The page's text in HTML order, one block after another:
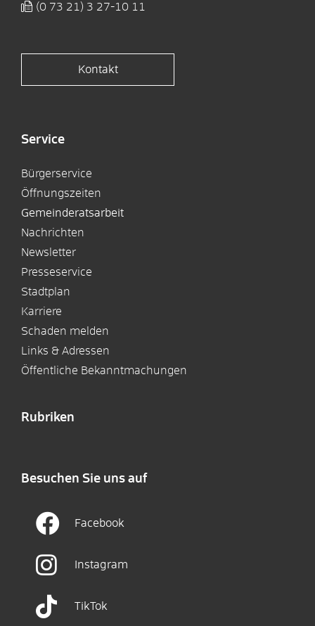
(0 73 21) 3 27-10 11
Kontakt
Service
Bürgerservice
Öffnungszeiten
Gemeinderatsarbeit
Nachrichten
Newsletter
Presseservice
Stadtplan
Karriere
Schaden melden
Links & Adressen
Öffentliche Bekanntmachungen
Rubriken
Besuchen Sie uns auf
Facebook
Instagram
TikTok